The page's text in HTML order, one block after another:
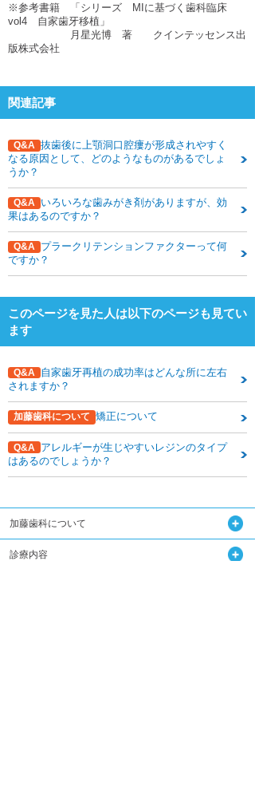
※参考書籍 「シリーズ MIに基づく歯科臨床
vol4 自家歯牙移植」
月星光博 著 クインテッセンス出
版株式会社
関連記事
Q&A
抜歯後に上顎洞口腔瘻が形成されやすく
なる原因として、どのようなものがあるでしょ
うか？
Q&A
いろいろな歯みがき剤がありますが、効
果はあるのですか？
Q&A
プラークリテンションファクターって何
ですか？
このページを見た人は以下のページも見てい
ます
Q&A
自家歯牙再植の成功率はどんな所に左右
されますか？
加藤歯科について 矯正について
Q&A
アレルギーが生じやすいレジンのタイプ
はあるのでしょうか？
加藤歯科について
診療内容